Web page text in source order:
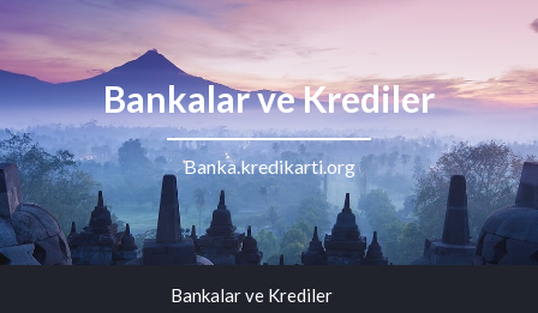
Bankalar ve Krediler
Banka.kredikarti.org
Bankalar ve Krediler